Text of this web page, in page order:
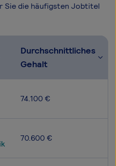
Sie die häufigsten Jobtitel
Durchschnittliches
Gehalt
74.100 €
70.600 €